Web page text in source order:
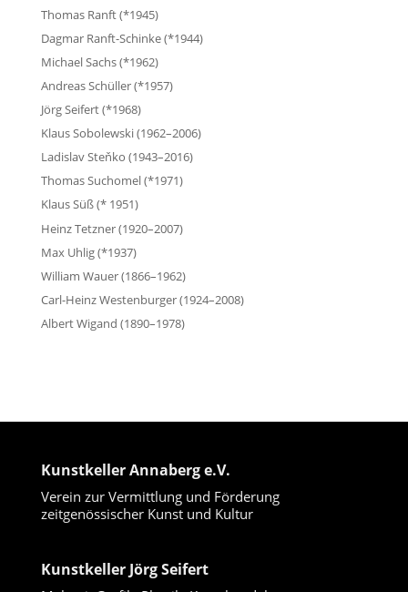
Thomas Ranft (*1945)
Dagmar Ranft-Schinke (*1944)
Michael Sachs (*1962)
Andreas Schüller (*1957)
Jörg Seifert (*1968)
Klaus Sobolewski (1962–2006)
Ladislav Steňko (1943–2016)
Thomas Suchomel (*1971)
Klaus Süß (* 1951)
Heinz Tetzner (1920–2007)
Max Uhlig (*1937)
William Wauer (1866–1962)
Carl-Heinz Westenburger (1924–2008)
Albert Wigand (1890–1978)
Kunstkeller Annaberg e.V.
Verein zur Vermittlung und Förderung
zeitgenössischer Kunst und Kultur
Kunstkeller Jörg Seifert